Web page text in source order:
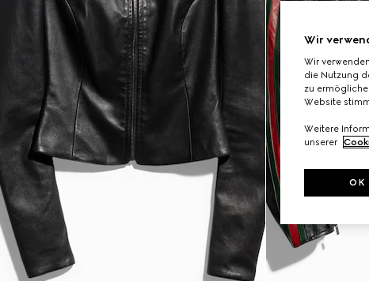
Wir
Wir
die Nutzung
zu
Website
Weitere
unserer
OK